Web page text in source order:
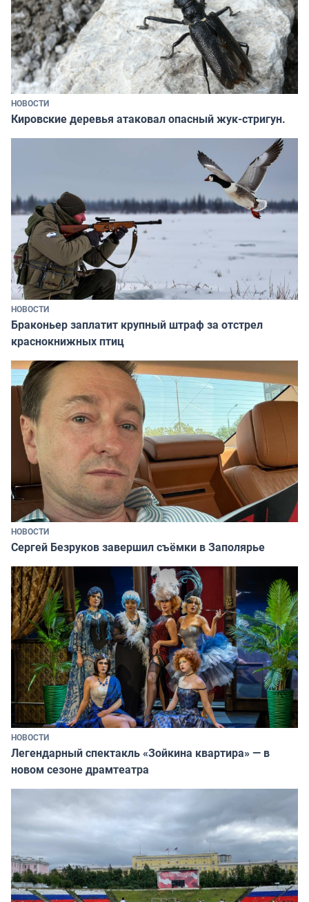
НОВОСТИ
Кировские деревья атаковал опасный жук-стригун.
НОВОСТИ
Браконьер заплатит крупный штраф за отстрел
краснокнижных птиц
НОВОСТИ
Сергей Безруков завершил съёмки в Заполярье
НОВОСТИ
Легендарный спектакль «Зойкина квартира» — в
новом сезоне драмтеатра